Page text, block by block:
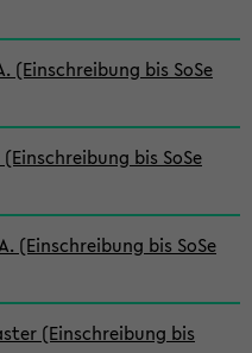
(Einschreibung bis SoSe
bis SoSe
(Einschreibung bis SoSe
(Einschreibung bis